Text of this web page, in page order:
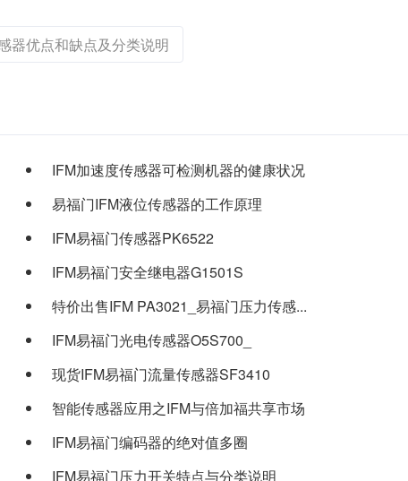
器优点和缺点及分类说明
IFM加速度传感器可检测机器的健康状况
易福门IFM液位传感器的工作原理
IFM易福门传感器PK6522
IFM易福门安全继电器G1501S
特价出售IFM PA3021_易福门压力传感...
IFM易福门光电传感器O5S700_
现货IFM易福门流量传感器SF3410
智能传感器应用之IFM与倍加福共享市场
IFM易福门编码器的绝对值多圈
IFM易福门压力开关特点与分类说明